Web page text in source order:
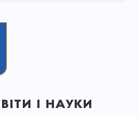
і науки